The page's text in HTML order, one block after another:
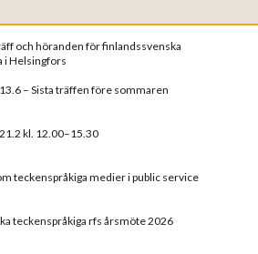
och höranden för finlandssvenska
i Helsingfors
– Sista träffen före sommaren
kl. 12.00–15.30
teckenspråkiga medier i public service
teckenspråkiga rfs årsmöte 2026